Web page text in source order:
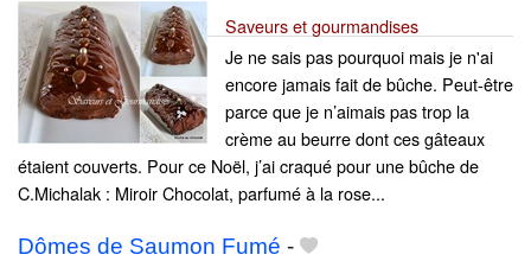
Saveurs et gourmandises
Je ne sais pas pourquoi mais je n'ai
encore jamais fait de bûche. Peut-être
parce que je n’aimais pas trop la
crème au beurre dont ces gâteaux
étaient couverts. Pour ce Noël, j’ai craqué pour une bûche de
C.Michalak : Miroir Chocolat, parfumé à la rose...
Dômes de Saumon Fumé -